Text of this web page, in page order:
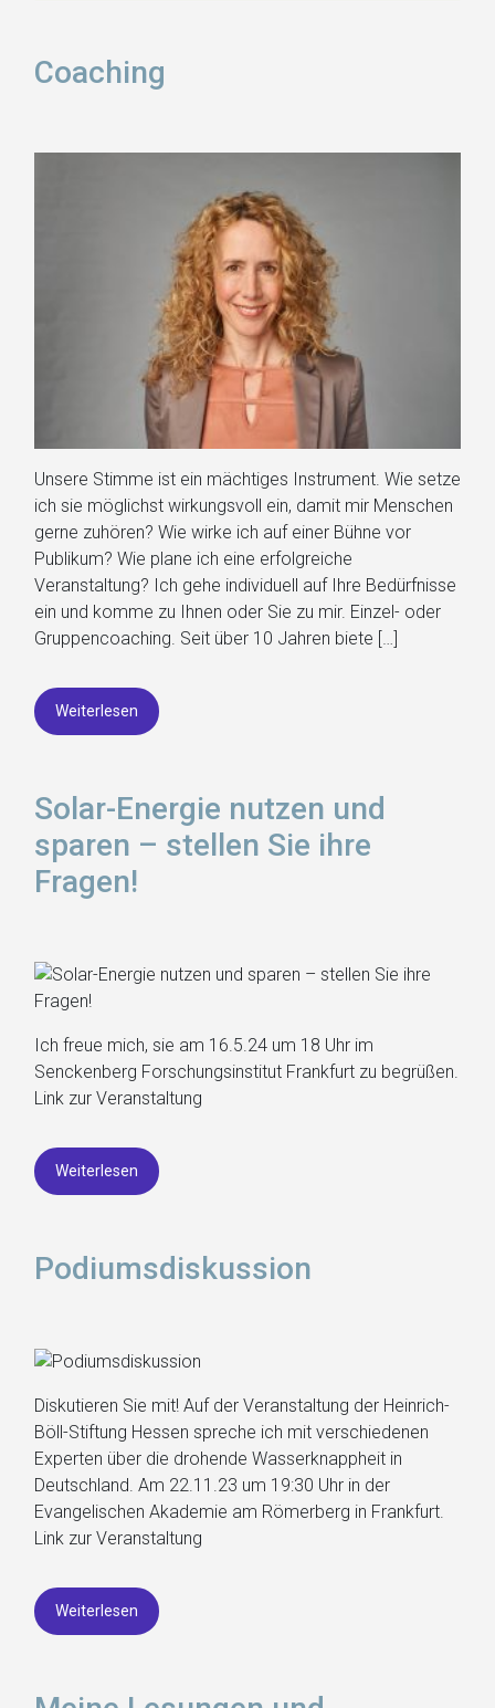
Coaching
Unsere Stimme ist ein mächtiges Instrument. Wie setze
ich sie möglichst wirkungsvoll ein, damit mir Menschen
gerne zuhören? Wie wirke ich auf einer Bühne vor
Publikum? Wie plane ich eine erfolgreiche
Veranstaltung? Ich gehe individuell auf Ihre Bedürfnisse
ein und komme zu Ihnen oder Sie zu mir. Einzel- oder
Gruppencoaching. Seit über 10 Jahren biete […]
Weiterlesen
Solar-Energie nutzen und
sparen – stellen Sie ihre
Fragen!
Ich freue mich, sie am 16.5.24 um 18 Uhr im
Senckenberg Forschungsinstitut Frankfurt zu begrüßen.
Link zur Veranstaltung
Weiterlesen
Podiumsdiskussion
Diskutieren Sie mit! Auf der Veranstaltung der Heinrich-
Böll-Stiftung Hessen spreche ich mit verschiedenen
Experten über die drohende Wasserknappheit in
Deutschland. Am 22.11.23 um 19:30 Uhr in der
Evangelischen Akademie am Römerberg in Frankfurt.
Link zur Veranstaltung
Weiterlesen